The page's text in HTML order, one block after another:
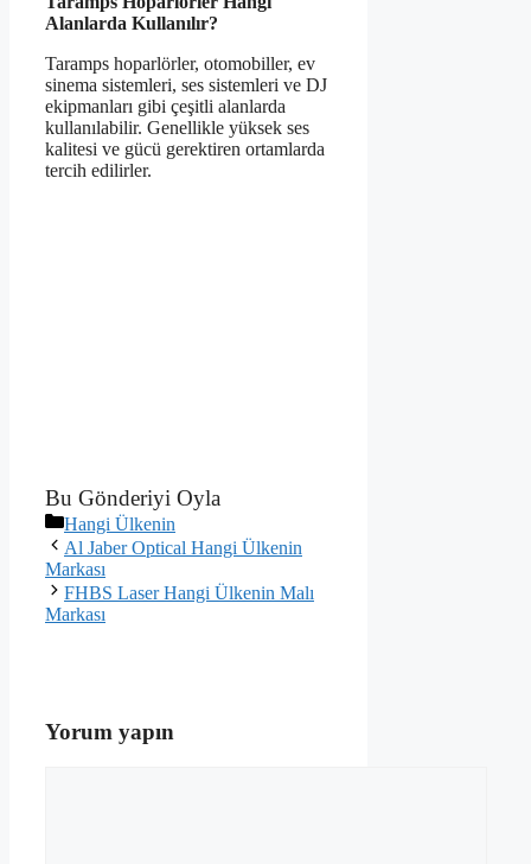
Alanlarda Kullanılır?
Taramps hoparlörler, otomobiller, ev
sinema sistemleri, ses sistemleri ve DJ
ekipmanları gibi çeşitli alanlarda
kullanılabilir. Genellikle yüksek ses
kalitesi ve gücü gerektiren ortamlarda
tercih edilirler.
Bu Gönderiyi Oyla
Kategoriler
Hangi Ülkenin
Al Jaber Optical Hangi Ülkenin
Markası
FHBS Laser Hangi Ülkenin Malı
Markası
Yorum yapın